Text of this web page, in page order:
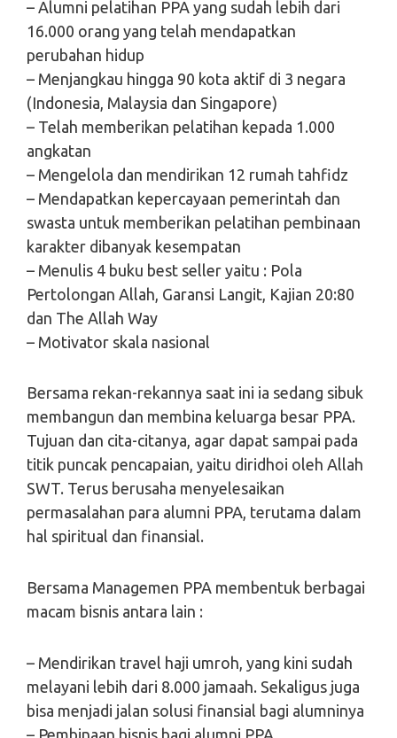
– Alumni pelatihan PPA yang sudah lebih dari
16.000 orang yang telah mendapatkan
perubahan hidup
– Menjangkau hingga 90 kota aktif di 3 negara
(Indonesia, Malaysia dan Singapore)
– Telah memberikan pelatihan kepada 1.000
angkatan
– Mengelola dan mendirikan 12 rumah tahfidz
– Mendapatkan kepercayaan pemerintah dan
swasta untuk memberikan pelatihan pembinaan
karakter dibanyak kesempatan
– Menulis 4 buku best seller yaitu : Pola
Pertolongan Allah, Garansi Langit, Kajian 20:80
dan The Allah Way
– Motivator skala nasional
Bersama rekan-rekannya saat ini ia sedang sibuk
membangun dan membina keluarga besar PPA.
Tujuan dan cita-citanya, agar dapat sampai pada
titik puncak pencapaian, yaitu diridhoi oleh Allah
SWT. Terus berusaha menyelesaikan
permasalahan para alumni PPA, terutama dalam
hal spiritual dan finansial.
Bersama Managemen PPA membentuk berbagai
macam bisnis antara lain :
– Mendirikan travel haji umroh, yang kini sudah
melayani lebih dari 8.000 jamaah. Sekaligus juga
bisa menjadi jalan solusi finansial bagi alumninya
– Pembinaan bisnis bagi alumni PPA